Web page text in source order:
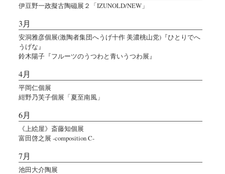
伊豆野一政擬古陶磁展２「IZUNOLD/NEW」
3月
安洞雅彦個展(激陶者集団へうげ十作 美濃桃山党)『ひとりでへ
うげな』
鈴木陽子『フルーツのうつわと青いうつわ展』
4月
平岡仁個展
紺野乃芙子個展「夏至南風」
6月
《上絵屋》斎藤知個展
富田啓之展 -composition C-
7月
池田大介陶展